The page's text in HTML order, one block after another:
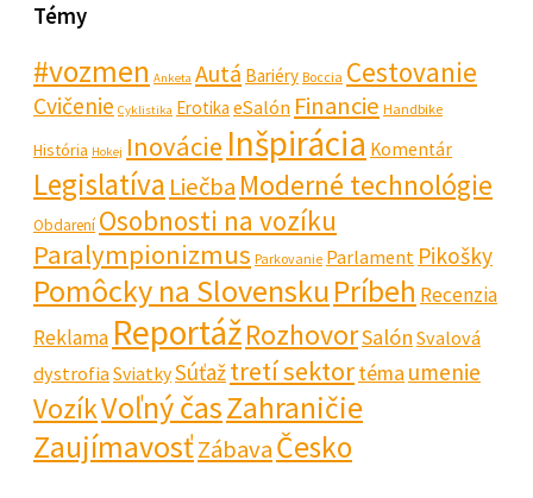
Témy
#vozmen Anketa Autá Bariéry Boccia Cestovanie
Cvičenie Cyklistika Erotika eSalón Financie Handbike
História Hokej Inovácie Inšpirácia Komentár
Legislatíva Liečba Moderné technológie
Obdarení Osobnosti na vozíku
Paralympionizmus Parkovanie Parlament Pikošky
Pomôcky na SlovenskuPríbeh Recenzia
Reklama ReportážRozhovorSalón Svalová
dystrofiaSviatkySúťažtretí sektortéma umenie
VozíkVoľný časZahraničie
ZaujímavosťZábavaČesko